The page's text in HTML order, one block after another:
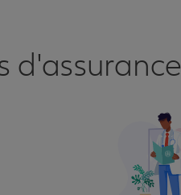
d'assurance